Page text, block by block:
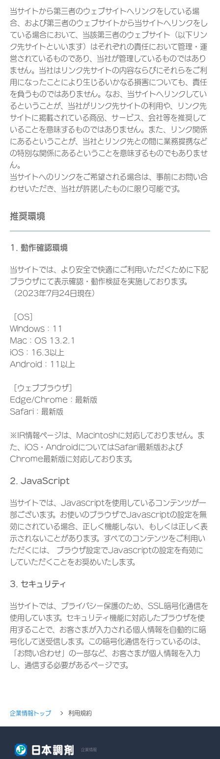
当サイトから第三者のウェブサイトへリンクをしている場
合、および第三者のウェブサイトから当サイトへリンクをし
ている場合において、当該第三者のウェブサイト（以下リン
ク先サイトといいます）はそれぞれの責任において管理・運
営されているものであり、当社が管理しているものではあり
ません。当社はリンク先サイトの内容ならびにそれらをご利
用になったことにより生じるいかなる損害についても、責任
を負うものではありません。なお、当サイトへリンクしてい
るということが、当社がリンク先サイトの利用や、リンク先
サイトに掲載されている商品、サービス、会社等を推奨して
いることを意味するものではありません。また、リンク関係
にあるということが、当社とリンク先との間に業務提携など
の特別な関係にあるということを意味するものでもありませ
ん。
当サイトへのリンクをご希望される場合は、事前にお問い合
わせいただき、当社が許諾したものに限り可能です。
推奨環境
1. 動作確認環境
当サイトでは、より安全で快適にご利用いただくために下記
ブラウザにて表示確認・動作検証を実施しております。
（2023年7月24日現在）
［OS］
Windows：11
Mac：OS 13.2.1
iOS：16.3以上
Android：11以上
［ウェブブラウザ］
Edge/Chrome：最新版
Safari：最新版
※IR情報ページは、Macintoshに対応しておりません。ま
た、iOS・AndroidについてはSafari最新版および
Chrome最新版に対応しております。
2. JavaScript
当サイトでは、Javascriptを使用しているコンテンツが一
部ございます。お使いのブラウザでJavascriptの設定を無
効にされている場合、正しく機能しない、もしくは正しく表
示されないことがあります。すべてのコンテンツをご利用い
ただくには、 ブラウザ設定でJavascriptの設定を有効に
していただくことをお奨めいたします。
3. セキュリティ
当サイトでは、プライバシー保護のため、SSL暗号化通信を
使用しています。セキュリティ機能に対応したブラウザを使
用することで、お客さまが入力される個人情報を自動的に暗
号化して送受信します。この暗号化通信を行っているのは、
「お問い合わせ」の一部など、お客さまが個人情報を入力
し、通信する必要があるページです。
企業情報トップ 利用規約
企業情報